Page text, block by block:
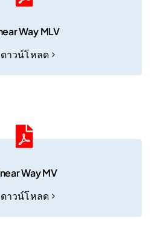
Way MLV
ดาวน์โหลด
Way MV
ดาวน์โหลด